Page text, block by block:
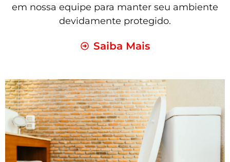
em nossa equipe para manter seu ambiente
devidamente protegido.
Saiba Mais